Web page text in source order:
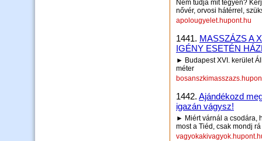
Nem tudja mit tegyen?
nővér, orvosi hátérrel,
apolougyelet.hupont.hu
1441. MASSZÁZS A
IGÉNY ESETÉN
► Budapest XVI. kerület
méter
1442. Ajándékozd
igazán vágysz!
► Miért várnál a csodára,
most a Tiéd, csak mondj